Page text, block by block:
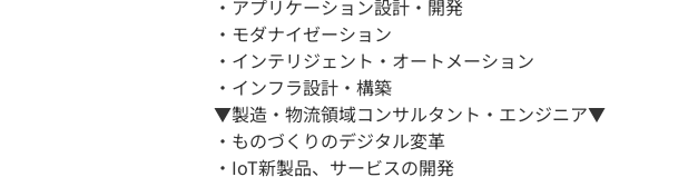
・アプリケーション設計・開発
・モダナイゼーション
・インテリジェント・オートメーション
・インフラ設計・構築
▼製造・物流領域コンサルタント・エンジニア▼
・ものづくりのデジタル変革
・IoT新製品、サービスの開発